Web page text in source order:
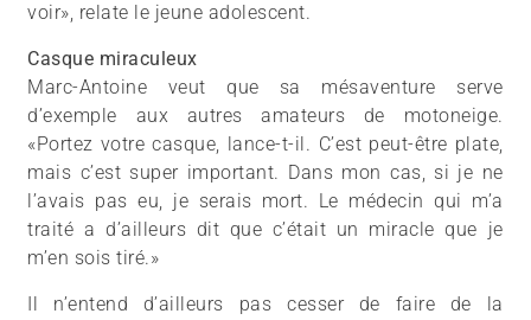
voir», relate le jeune adolescent.
Casque miraculeux
Marc-Antoine veut que sa mésaventure serve
d’exemple aux autres amateurs de motoneige.
«Portez votre casque, lance-t-il. C’est peut-être plate,
mais c’est super important. Dans mon cas, si je ne
l’avais pas eu, je serais mort. Le médecin qui m’a
traité a d’ailleurs dit que c’était un miracle que je
m’en sois tiré.»
Il n’entend d’ailleurs pas cesser de faire de la